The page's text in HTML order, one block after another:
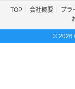
TOP 会社概要 プラ
© 2026